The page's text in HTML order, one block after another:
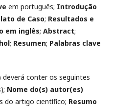
em português; Introdução
de Caso; Resultados e
em inglês; Abstract;
; Resumen; Palabras clave
deverá conter os seguintes
Nome do(s) autor(es)
do artigo científico; Resumo